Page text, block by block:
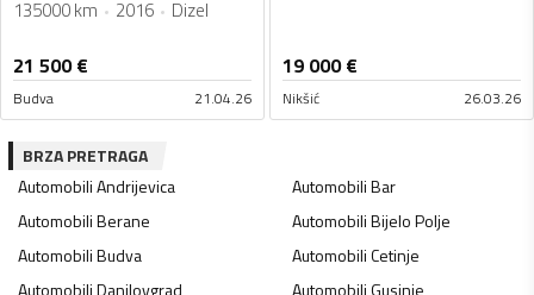
135000 km 2016 Dizel
21 500€
Budva 21.04.26
19 000€
Nikšić 26.03.26
BRZA PRETRAGA
AutomobiliAndrijevica AutomobiliBar
AutomobiliBerane AutomobiliBijelo Polje
AutomobiliBudva AutomobiliCetinje
AutomobiliDanilovgrad AutomobiliGusinje